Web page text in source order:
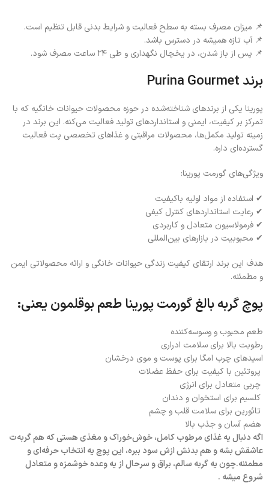
📌 میزان مصرف بسته به سطح فعالیت و شرایط بدنی قابل تنظیم است.
📌 آب تازه همیشه در دسترس باشد.
📌 پس از باز شدن، در یخچال نگهداری و طی ۲۴ ساعت مصرف شود.
برند Purina Gourmet
پورینا یکی از برندهای شناخته‌شده در حوزه محصولات حیوانات خانگیه که با
تمرکز بر کیفیت، ایمنی و استانداردهای تولید فعالیت می‌کنه. این برند در
زمینه تولید مکمل‌ها، محصولات مراقبتی و غذاهای تخصصی پت فعالیت
گسترده‌ای داره.
ویژگی‌های گورمت پورینا:
✔ استفاده از مواد اولیه باکیفیت
✔ رعایت استانداردهای کنترل کیفی
✔ فرمولاسیون متعادل و کاربردی
✔ محبوبیت در بازارهای بین‌المللی
هدف این برند ارتقای کیفیت زندگی حیوانات خانگی و ارائه محصولاتی ایمن
و مطمئنه.
پوچ گربه بالغ گورمت پورینا طعم بوقلمون یعنی:
طعم محبوب و وسوسه‌کننده
رطوبت بالا برای سلامت ادراری
اسیدهای چرب امگا برای پوست و موی درخشان
پروتئین با کیفیت برای حفظ عضلات
چربی متعادل برای انرژی
کلسیم برای استخوان و دندان
تائورین برای سلامت قلب و چشم
هضم آسان و جذب بالا
اگه دنبال یه غذای مرطوب کامل، خوش‌خوراک و مغذی هستی که هم گربه‌ت
عاشقش بشه و هم بدنش ازش سود ببره، این پوچ یه انتخاب حرفه‌ای و
مطمئنه.چون یه گربه سالم، براق و سرحال از یه وعده خوشمزه و متعادل
شروع میشه .